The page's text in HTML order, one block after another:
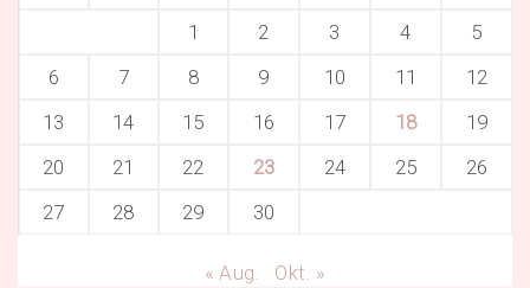
1
2 3 4
5
6
7 8 9 10 11
12
13
14 15 16 17 18
19
20
21 22 23 24 25
26
27
28 29 30
« Aug. Okt. »